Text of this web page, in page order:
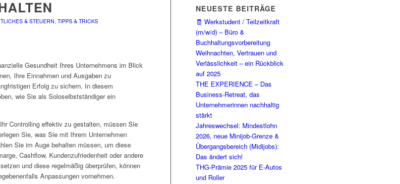
& STEUERN, TIPPS & TRICKS
Gesundheit Ihres Unternehmens im Blick
Ihre Einnahmen und Ausgaben zu
Erfolg zu sichern. In diesem
wie Sie als Soloselbstständiger ein
Controlling effektiv zu gestalten, müssen Sie
Sie, was Sie mit Ihrem Unternehmen
Sie im Auge behalten müssen, um diese
Cashflow, Kundenzufriedenheit oder andere
und diese regelmäßig überprüfen, können
Anpassungen vornehmen.
NEUESTE BEITRÄGE
🧾 Werkstudent / Teilzeitkraft
(m/w/d) – Büro &
Buchhaltungsvorbereitung
Weihnachten, Vertrauen und
Verlässlichkeit – ein Rückblick
auf 2025
THE EXPERIENCE – Das
Business-Retreat, das
Unternehmerinnen nachhaltig
stärkt
Jahreswechsel: Mindestlohn
2026, neue Minijob-Grenze &
Übergangsbereich (Midijobs):
Das ändert sich!
THG-Prämie 2025 für E-Autos
und Roller